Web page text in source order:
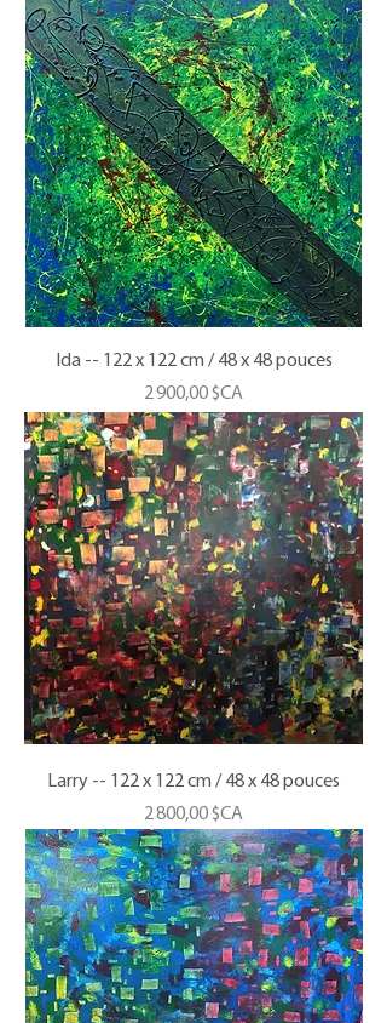
Ida -- 122 x 122 cm / 48 x 48 pouces
Prix
2 900,00 $CA
Larry -- 122 x 122 cm / 48 x 48 pouces
Prix
2 800,00 $CA